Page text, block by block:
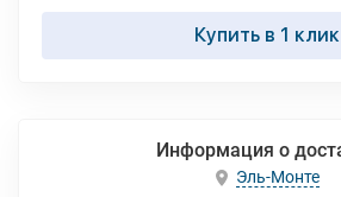
Купить в 1 клик
Информация о
Эль-Монте